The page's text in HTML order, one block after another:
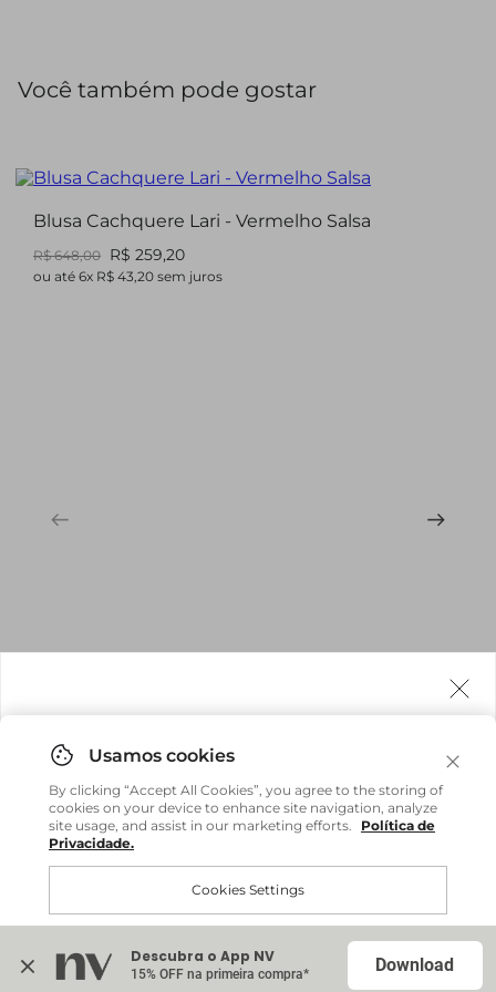
Você também pode gostar
Blusa Cachquere Lari - Vermelho Salsa
R$ 648,00 R$ 259,20
ou até 6x R$ 43,20 sem juros
Descubra o App NV
15% OFF na primeira compra* Download
em sua casa, não importa onde você estiver.
Comprar no site internacional
Internacional
By clicking “Accept All Cookies”, you agree to the storing of
cookies on your device to enhance site navigation, analyze
site usage, and assist in our marketing efforts.
Política de
Privacidade.
Cookies Settings
Accept All Cookies